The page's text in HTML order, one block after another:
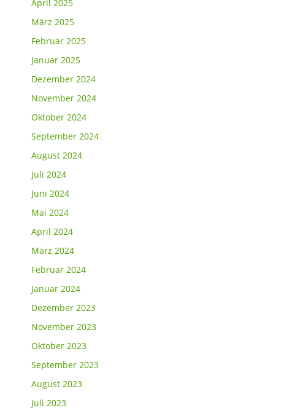
April 2025
März 2025
Februar 2025
Januar 2025
Dezember 2024
November 2024
Oktober 2024
September 2024
August 2024
Juli 2024
Juni 2024
Mai 2024
April 2024
März 2024
Februar 2024
Januar 2024
Dezember 2023
November 2023
Oktober 2023
September 2023
August 2023
Juli 2023